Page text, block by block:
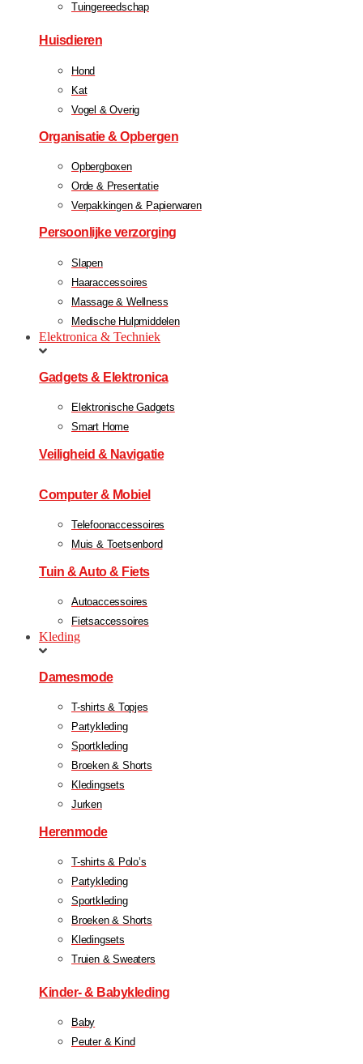
Tuingereedschap
Huisdieren
Hond
Kat
Vogel & Overig
Organisatie & Opbergen
Opbergboxen
Orde & Presentatie
Verpakkingen & Papierwaren
Persoonlijke verzorging
Slapen
Haaraccessoires
Massage & Wellness
Medische Hulpmiddelen
Elektronica & Techniek
Gadgets & Elektronica
Elektronische Gadgets
Smart Home
Veiligheid & Navigatie
Computer & Mobiel
Telefoonaccessoires
Muis & Toetsenbord
Tuin & Auto & Fiets
Autoaccessoires
Fietsaccessoires
Kleding
Damesmode
T-shirts & Topjes
Partykleding
Sportkleding
Broeken & Shorts
Kledingsets
Jurken
Herenmode
T-shirts & Polo’s
Partykleding
Sportkleding
Broeken & Shorts
Kledingsets
Truien & Sweaters
Kinder- & Babykleding
Baby
Peuter & Kind